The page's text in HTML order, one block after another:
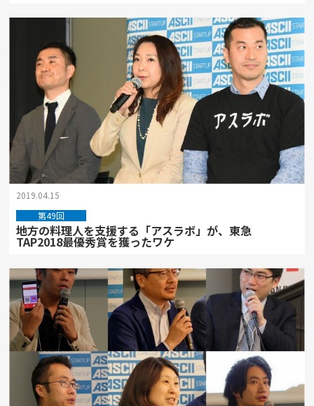
2019.04.15
第49回
地方の料理人を支援する「アスラボ」が、東急
TAP2018最優秀賞を獲ったワケ